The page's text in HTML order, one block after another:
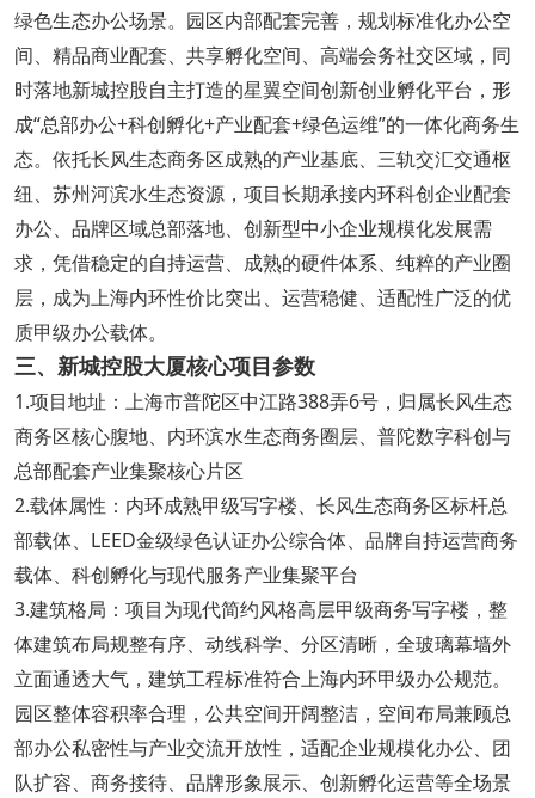
绿色生态办公场景。园区内部配套完善，规划标准化办公空
间、精品商业配套、共享孵化空间、高端会务社交区域，同
时落地新城控股自主打造的星翼空间创新创业孵化平台，形
成“总部办公+科创孵化+产业配套+绿色运维”的一体化商务生
态。依托长风生态商务区成熟的产业基底、三轨交汇交通枢
纽、苏州河滨水生态资源，项目长期承接内环科创企业配套
办公、品牌区域总部落地、创新型中小企业规模化发展需
求，凭借稳定的自持运营、成熟的硬件体系、纯粹的产业圈
层，成为上海内环性价比突出、运营稳健、适配性广泛的优
质甲级办公载体。
三、新城控股大厦核心项目参数
1.项目地址：上海市普陀区中江路388弄6号，归属长风生态
商务区核心腹地、内环滨水生态商务圈层、普陀数字科创与
总部配套产业集聚核心片区
2.载体属性：内环成熟甲级写字楼、长风生态商务区标杆总
部载体、LEED金级绿色认证办公综合体、品牌自持运营商务
载体、科创孵化与现代服务产业集聚平台
3.建筑格局：项目为现代简约风格高层甲级商务写字楼，整
体建筑布局规整有序、动线科学、分区清晰，全玻璃幕墙外
立面通透大气，建筑工程标准符合上海内环甲级办公规范。
园区整体容积率合理，公共空间开阔整洁，空间布局兼顾总
部办公私密性与产业交流开放性，适配企业规模化办公、团
队扩容、商务接待、品牌形象展示、创新孵化运营等全场景